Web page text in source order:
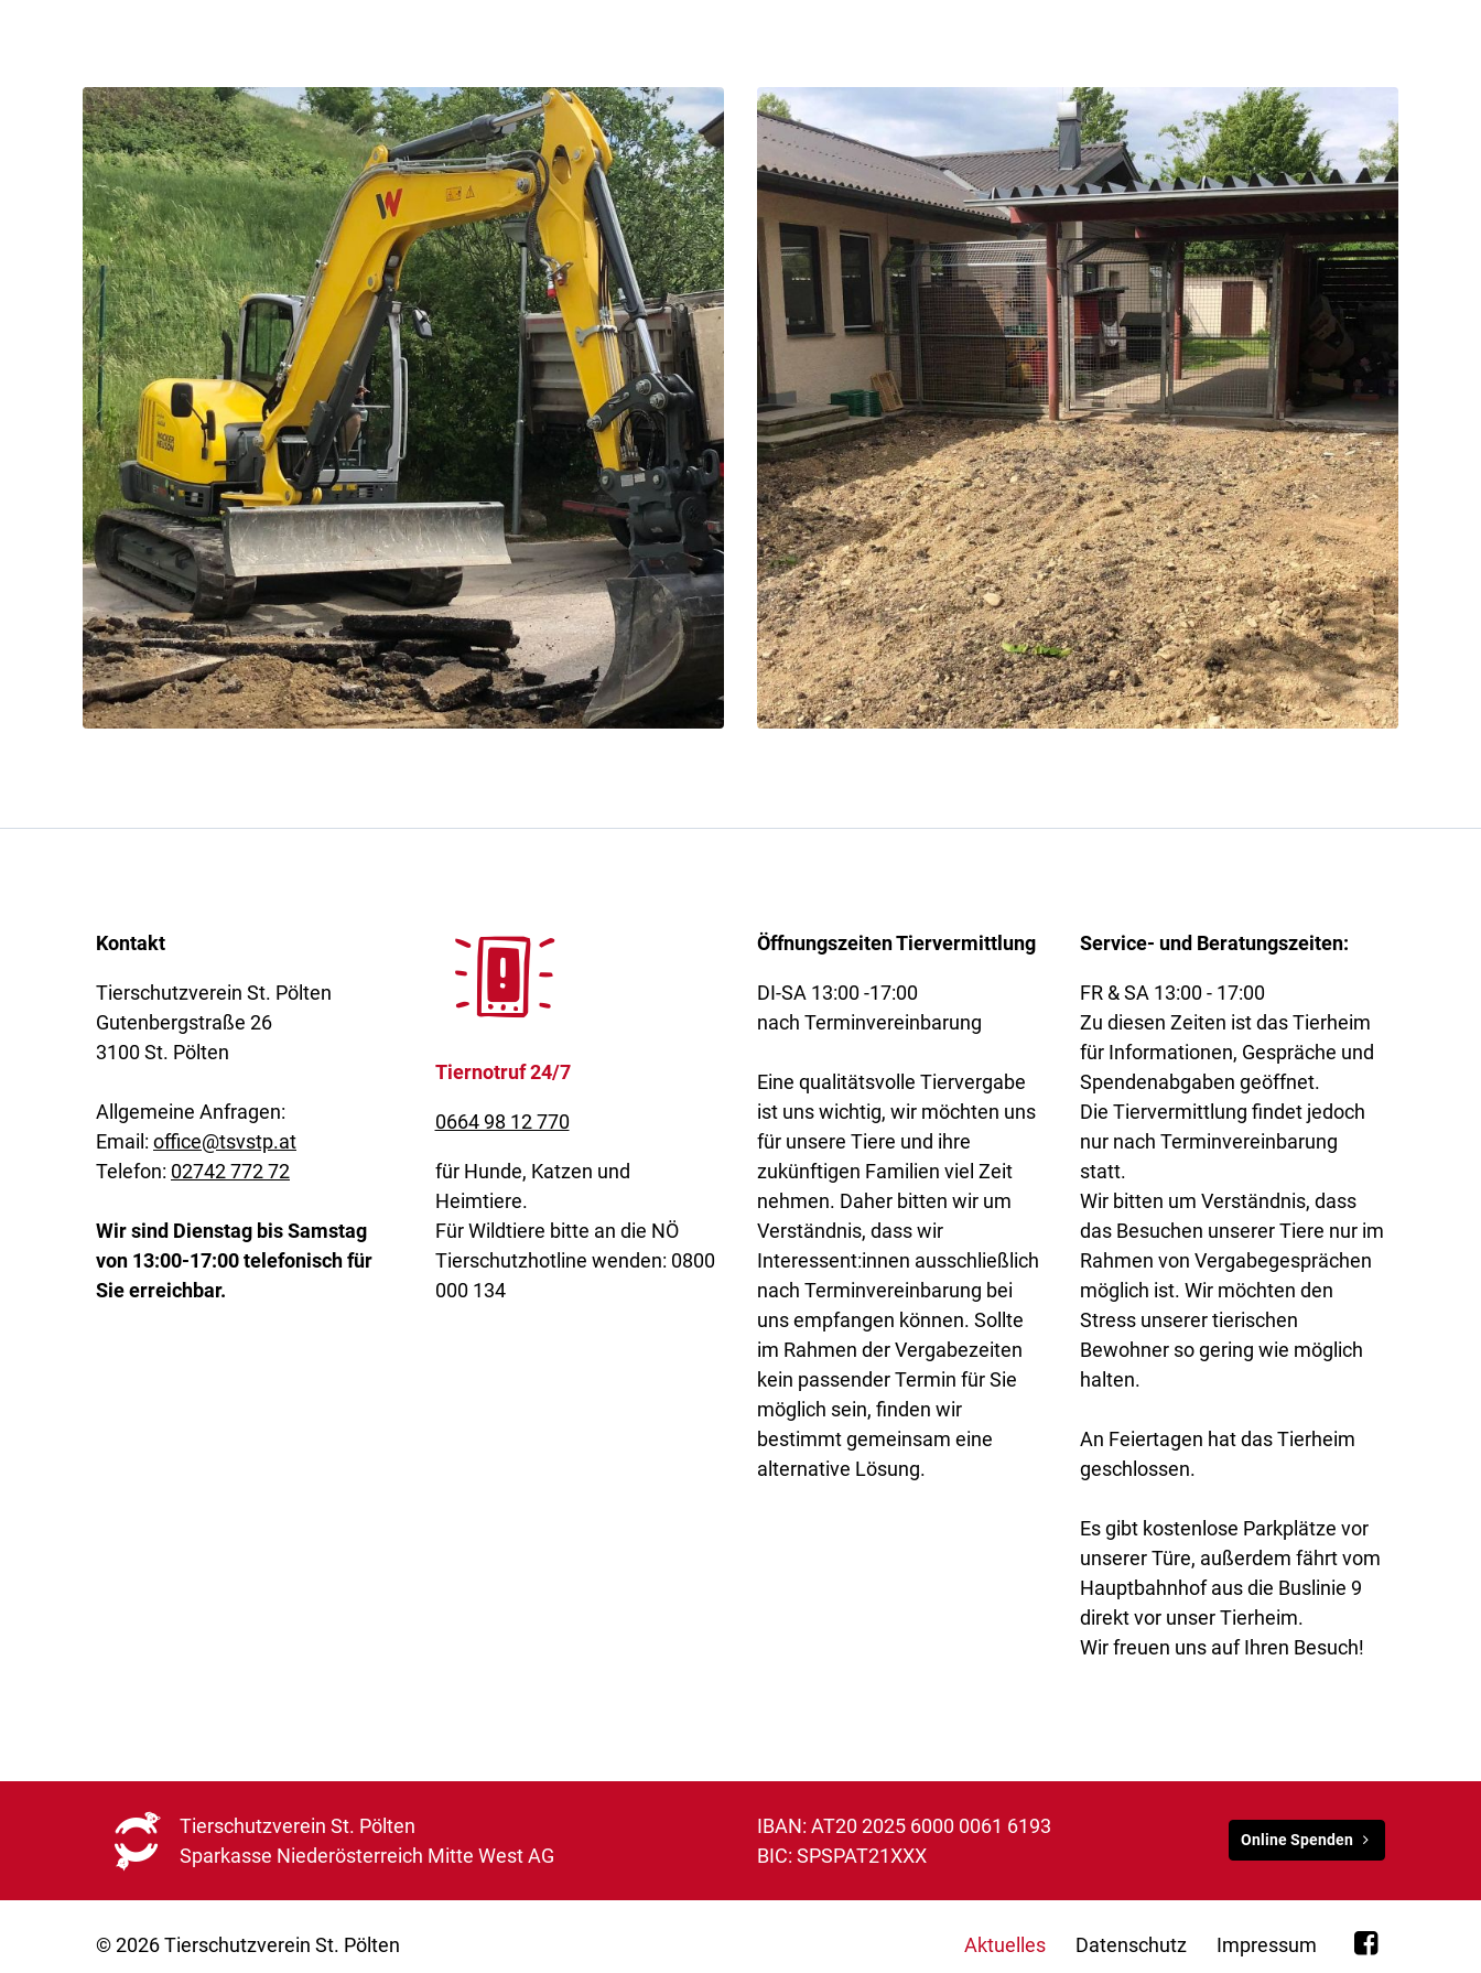
Kontakt
Tierschutzverein St. Pölten
Gutenbergstraße 26
3100 St. Pölten
Allgemeine Anfragen:
Email: office@tsvstp.at
Telefon: 02742 772 72
Wir sind Dienstag bis Samstag
von 13:00-17:00 telefonisch für
Sie erreichbar.
Tiernotruf 24/7
0664 98 12 770
für Hunde, Katzen und
Heimtiere.
Für Wildtiere bitte an die NÖ
Tierschutzhotline wenden: 0800
000 134
Öffnungszeiten Tiervermittlung
DI-SA 13:00 -17:00
nach Terminvereinbarung
Eine qualitätsvolle Tiervergabe
ist uns wichtig, wir möchten uns
für unsere Tiere und ihre
zukünftigen Familien viel Zeit
nehmen. Daher bitten wir um
Verständnis, dass wir
Interessent:innen ausschließlich
nach Terminvereinbarung bei
uns empfangen können. Sollte
im Rahmen der Vergabezeiten
kein passender Termin für Sie
möglich sein, finden wir
bestimmt gemeinsam eine
alternative Lösung.
Service- und Beratungszeiten:
FR & SA 13:00 - 17:00
Zu diesen Zeiten ist das Tierheim
für Informationen, Gespräche und
Spendenabgaben geöffnet.
Die Tiervermittlung findet jedoch
nur nach Terminvereinbarung
statt.
Wir bitten um Verständnis, dass
das Besuchen unserer Tiere nur im
Rahmen von Vergabegesprächen
möglich ist. Wir möchten den
Stress unserer tierischen
Bewohner so gering wie möglich
halten.
An Feiertagen hat das Tierheim
geschlossen.
Es gibt kostenlose Parkplätze vor
unserer Türe, außerdem fährt vom
Hauptbahnhof aus die Buslinie 9
direkt vor unser Tierheim.
Wir freuen uns auf Ihren Besuch!
Tierschutzverein St. Pölten
Sparkasse Niederösterreich Mitte West AG
IBAN: AT20 2025 6000 0061 6193
BIC: SPSPAT21XXX
Online Spenden
© 2026 Tierschutzverein St. Pölten Aktuelles Datenschutz Impressum